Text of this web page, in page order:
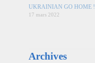
UKRAINIAN GO HOME !
17 mars 2022
Archives